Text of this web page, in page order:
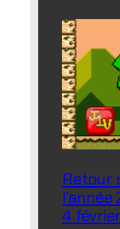
Retour
4